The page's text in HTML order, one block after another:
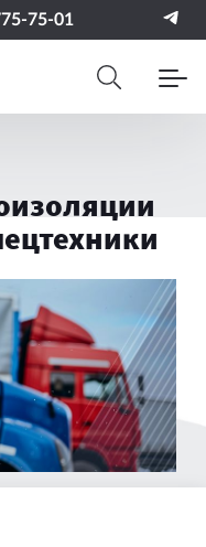
75-01